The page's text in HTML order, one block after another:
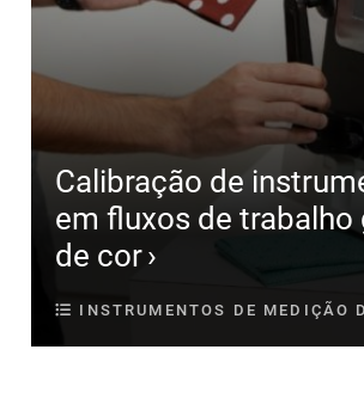
Calibração de
em fluxos de trabalho
de cor
INSTRUMENTOS DE MEDIÇÃO